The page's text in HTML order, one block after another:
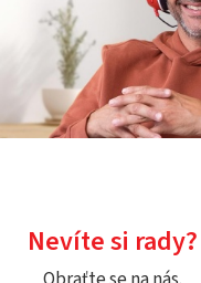
Nevíte si rady?